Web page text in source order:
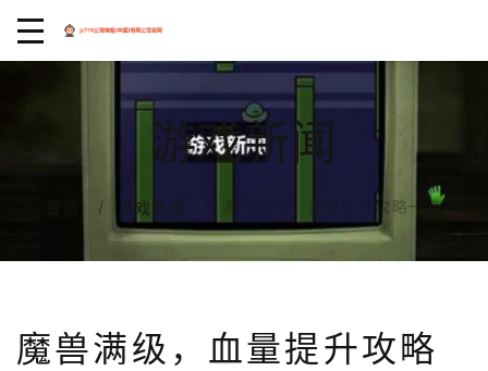
游戏新闻
游戏新闻 魔兽满级，血量提升攻略一览
魔兽满级，血量提升攻略